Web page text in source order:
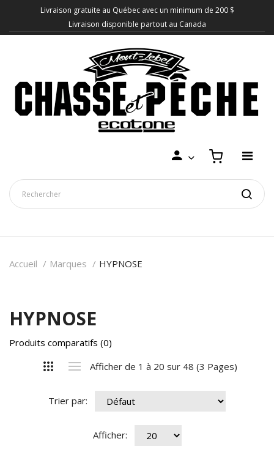
Livraison gratuite au Québec avec un minimum de 200 $
Livraison disponible partout au Canada
Accueil Marques HYPNOSE
HYPNOSE
Produits comparatifs (0)
Afficher de 1 à 20 sur 48 (3 Pages)
Trier par:
Afficher: